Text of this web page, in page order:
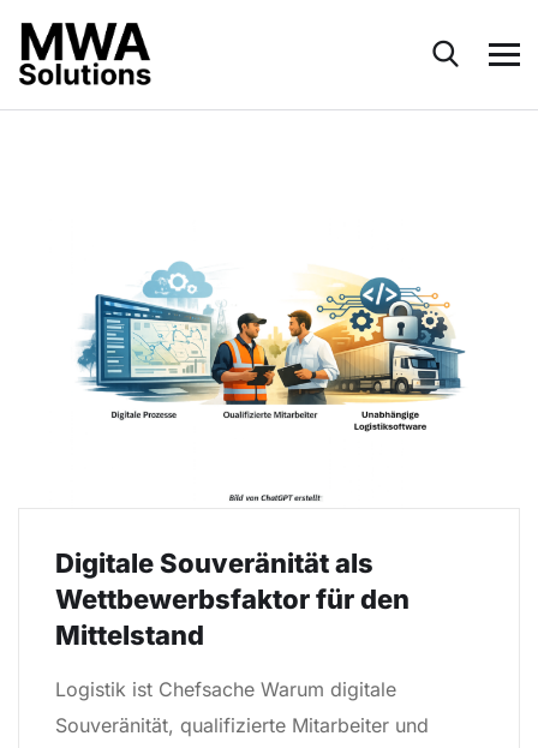
Digitale Souveränität als
Wettbewerbsfaktor für den
Mittelstand
Logistik ist Chefsache Warum digitale
Souveränität, qualifizierte Mitarbeiter und